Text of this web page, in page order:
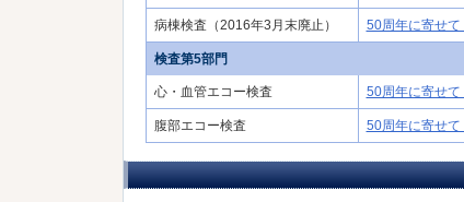
病棟検査（2016年3月末廃止） 50周年に寄せて
検査第5部門
心・血管エコー検査 50周年に寄せて
腹部エコー検査 50周年に寄せて